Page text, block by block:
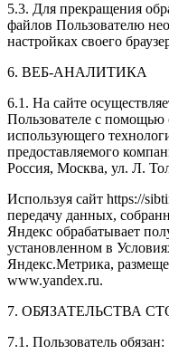
5.3. Для прекращения
файлов Пользователю
настройках своего
6. ВЕБ-АНАЛИТИКА
6.1. На сайте
Пользователе с помощью
использующего
предоставляемого
Россия, Москва, ул. Л.
Используя сайт https://
передачу данных,
Яндекс обрабатывает
установленном в
Яндекс.Метрика,
www.yandex.ru.
7. ОБЯЗАТЕЛЬСТВА
7.1. Пользователь обязан: